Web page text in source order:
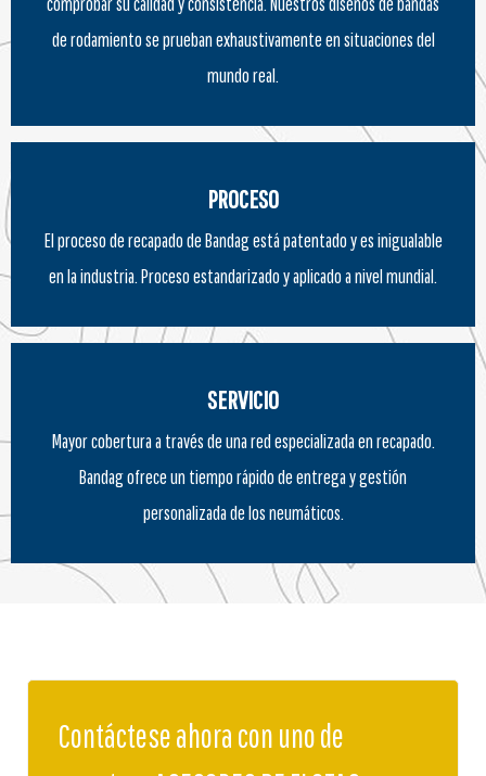
de rodamiento se prueban exhaustivamente en situaciones del
mundo real.
PROCESO
El proceso de recapado de Bandag está patentado y es inigualable
en la industria. Proceso estandarizado y aplicado a nivel mundial.
SERVICIO
Mayor cobertura a través de una red especializada en recapado.
Bandag ofrece un tiempo rápido de entrega y gestión
personalizada de los neumáticos.
Contáctese ahora con uno de